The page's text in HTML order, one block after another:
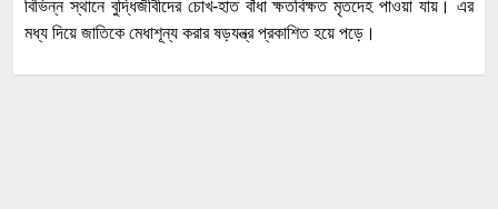
বিভিন্ন স্থানে বুদ্ধিজীবীদের চোখ-হাত বাঁধা ক্ষতবিক্ষত মৃতদেহ পাওয়া যায়। এর
মধ্য দিয়ে জাতিকে মেধাশূন্য করার ষড়যন্ত্র প্রকাশিত হয়ে পড়ে।